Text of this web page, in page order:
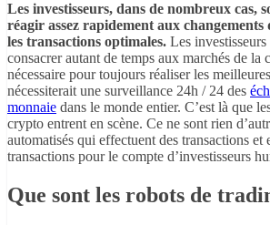
Les investisseurs, dans de nombreux cas,
réagir assez rapidement aux
les transactions optimales. Les
consacrer autant de temps aux marchés de
nécessaire pour toujours réaliser les
nécessiterait une surveillance 24h / 24 des
monnaie dans le monde entier. C’est là que
crypto entrent en scène. Ce ne sont rien
automatisés qui effectuent des transactions et
transactions pour le compte d’investisseurs
Que sont les robots de